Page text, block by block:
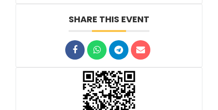
SHARE THIS EVENT